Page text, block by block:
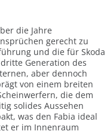
die Jahre
gerecht zu
und die für Skoda
Generation des
aber dennoch
von einem breiten
die dem
solides Aussehen
was den Fabia ideal
er im Innenraum